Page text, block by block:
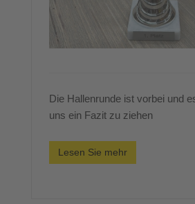
Die Hallenrunde ist vorbei und
uns ein Fazit zu ziehen
Lesen Sie mehr